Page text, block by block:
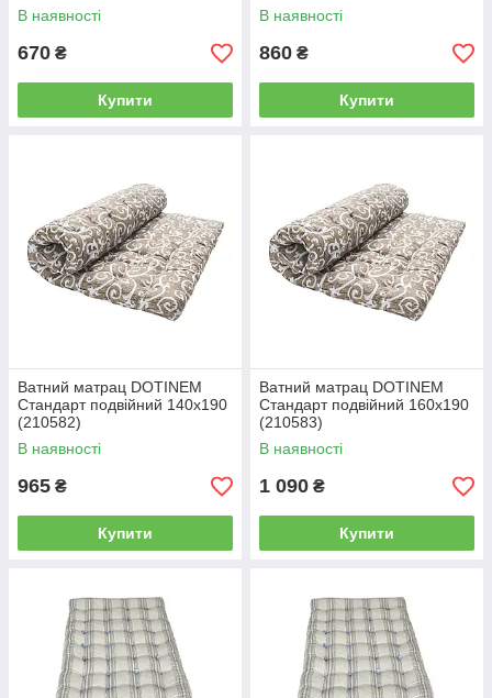
В наявності
670 ₴
Купити
В наявності
860 ₴
Купити
Ватний матрац DOTINEM
Стандарт подвійний 140х190
(210582)
В наявності
965 ₴
Купити
Ватний матрац DOTINEM
Стандарт подвійний 160х190
(210583)
В наявності
1 090 ₴
Купити